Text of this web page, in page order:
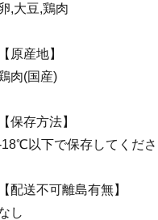
,大豆,鶏肉
【原産地】
肉(国産)
【保存方法】
以下で保存してくだ
【配送不可離島有無】
し